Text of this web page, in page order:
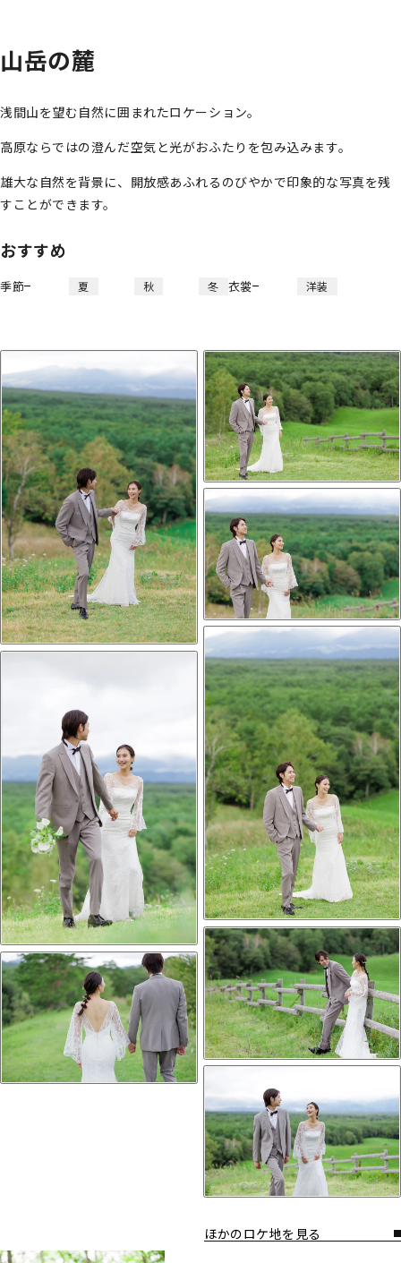
山岳の麓
浅間山を望む自然に囲まれたロケーション。
高原ならではの澄んだ空気と光がおふたりを包み込みます。
雄大な自然を背景に、開放感あふれるのびやかで印象的な写真を残
すことができます。
おすすめ
季節 夏 秋 冬 衣裳 洋装
ほかのロケ地を見る